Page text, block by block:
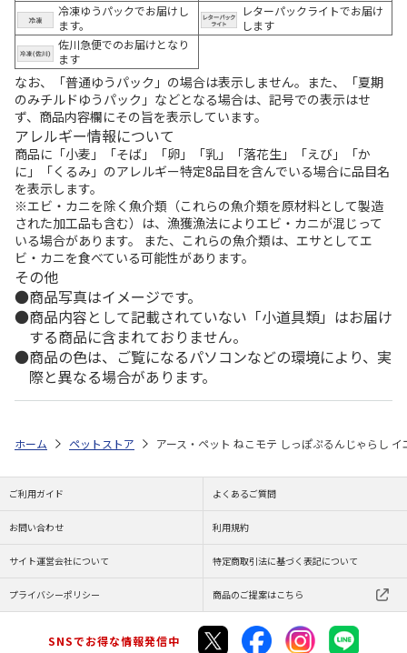
冷凍ゆうパックでお届けし
ます。
レターパックライトでお届け
します
佐川急便でのお届けとなり
ます
なお、「普通ゆうパック」の場合は表示しません。また、「夏期
のみチルドゆうパック」などとなる場合は、記号での表示はせ
ず、商品内容欄にその旨を表示しています。
アレルギー情報について
商品に「小麦」「そば」「卵」「乳」「落花生」「えび」「か
に」「くるみ」のアレルギー特定8品目を含んでいる場合に品目名
を表示します。
※エビ・カニを除く魚介類（これらの魚介類を原材料として製造
された加工品も含む）は、漁獲漁法によりエビ・カニが混じって
いる場合があります。 また、これらの魚介類は、エサとしてエ
ビ・カニを食べている可能性があります。
その他
商品写真はイメージです。
商品内容として記載されていない「小道具類」はお届け
する商品に含まれておりません。
商品の色は、ご覧になるパソコンなどの環境により、実
際と異なる場合があります。
ホーム ペットストア アース・ペット ねこモテ しっぽぷるんじゃらし イ
ご利用ガイド よくあるご質問
お問い合わせ 利用規約
サイト運営会社について 特定商取引法に基づく表記について
プライバシーポリシー 商品のご提案はこちら
SNSでお得な情報発信中